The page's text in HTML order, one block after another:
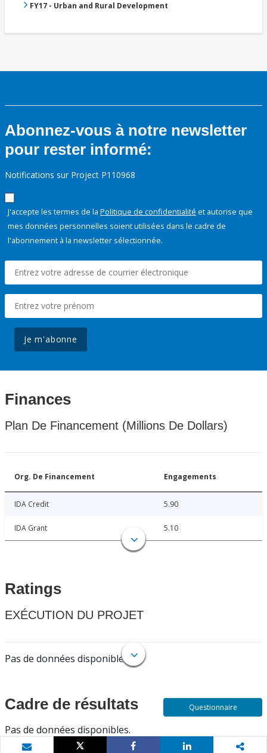
FY17 - Urban and Rural Development
Abonnez-vous à notre newsletter
pour rester informé:
Notifications sur Project P110968
J'accepte les termes de la Politique de confidentialité et autorise que
mes données personnelles soient utilisées dans le cadre de
l'abonnement à la newsletter sélectionnée.
Je m'abonne
Finances
Plan De Financement (Millions De Dollars)
Org. De Financement Engagements
IDA Credit 5.90
IDA Grant 5.10
Ratings
EXÉCUTION DU PROJET
Pas de données disponibles.
Cadre de résultats
Pas de données disponibles.
Questionnaire